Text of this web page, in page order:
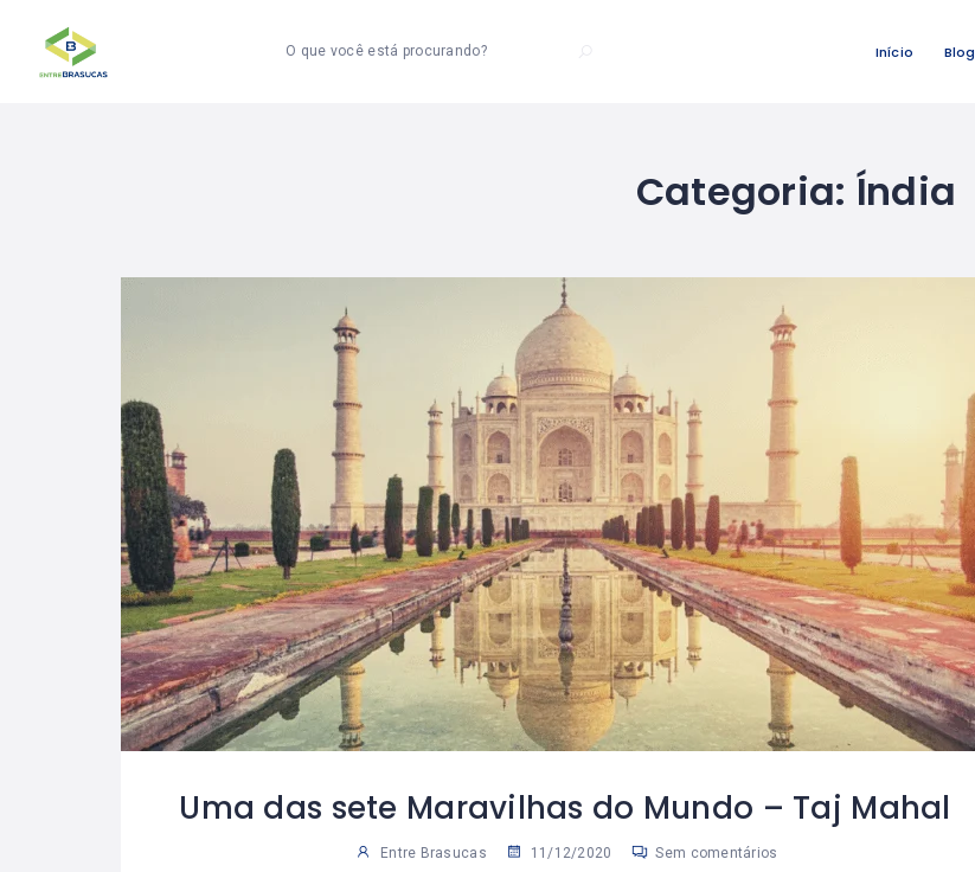
O que você está procurando? Início Blog
Categoria: Índia
Uma das sete Maravilhas do Mundo – Taj Mahal
Entre Brasucas 11/12/2020 Sem comentários